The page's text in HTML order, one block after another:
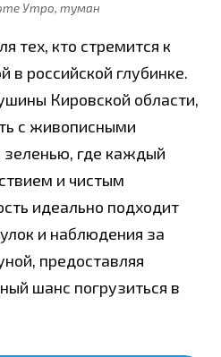
Утро, туман
тех, кто стремится к
в российской глубинке.
Кировской области,
с живописными
где каждый
и чистым
идеально подходит
и наблюдения за
предоставляя
шанс погрузиться в